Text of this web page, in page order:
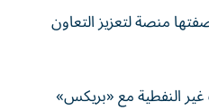
منصة لتعزيز التعاون
غير النفطية مع «بريكس»